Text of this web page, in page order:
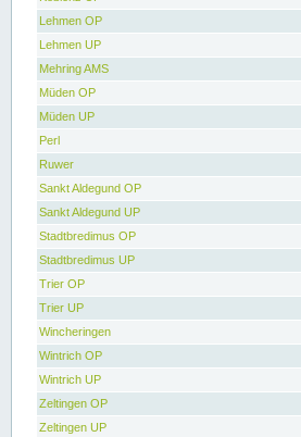
Lehmen OP
Lehmen UP
Mehring AMS
Müden OP
Müden UP
Perl
Ruwer
Sankt Aldegund OP
Sankt Aldegund UP
Stadtbredimus OP
Stadtbredimus UP
Trier OP
Trier UP
Wincheringen
Wintrich OP
Wintrich UP
Zeltingen OP
Zeltingen UP